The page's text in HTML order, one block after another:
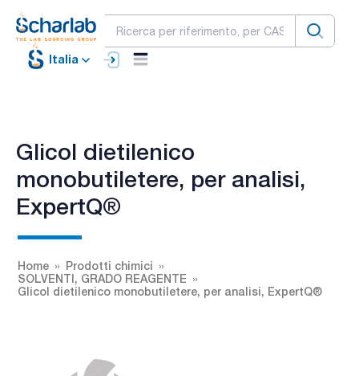
Italia
Glicol dietilenico
monobutiletere, per analisi,
ExpertQ®
Home
Prodotti chimici
SOLVENTI, GRADO REAGENTE
Glicol dietilenico monobutiletere, per analisi, ExpertQ®